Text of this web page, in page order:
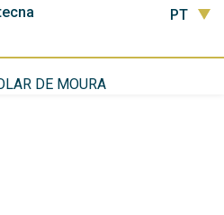
PT
DE MOURA